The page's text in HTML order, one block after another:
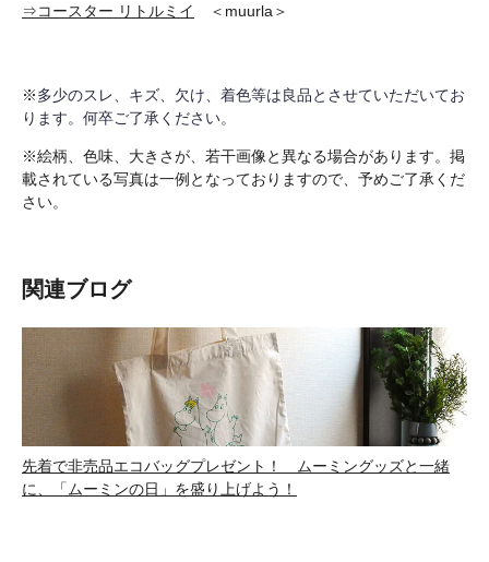
⇒コースター リトルミイ ＜muurla＞
※多少のスレ、キズ、欠け、着色等は良品とさせていただいてお
ります。何卒ご了承ください。
※絵柄、色味、大きさが、若干画像と異なる場合があります。掲
載されている写真は一例となっておりますので、予めご了承くだ
さい。
関連ブログ
先着で非売品エコバッグプレゼント！ ムーミングッズと一緒
に、「ムーミンの日」を盛り上げよう！